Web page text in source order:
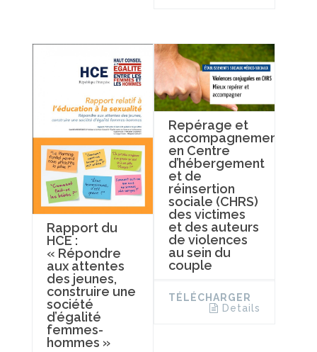
Rapport du
HCE :
« Répondre
aux attentes
des jeunes,
construire une
société
d’égalité
femmes-
hommes »
Repérage et
accompagnement
en Centre
d’hébergement
et de
réinsertion
sociale (CHRS)
des victimes
et des auteurs
de violences
au sein du
couple
TÉLÉCHARGER
Details